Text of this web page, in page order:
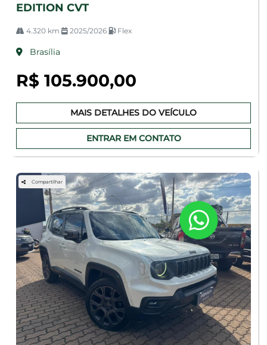
EDITION CVT
4.320 km 2025/2026 Flex
Brasília
R$ 105.900,00
MAIS DETALHES DO VEÍCULO
ENTRAR EM CONTATO
Compartilhar